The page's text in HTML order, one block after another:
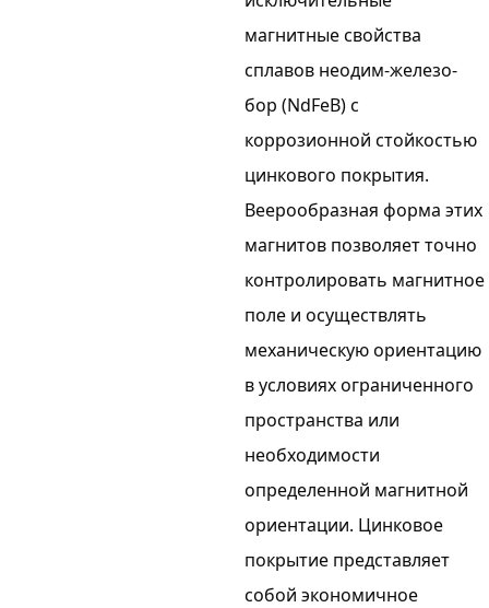
магнитные свойства
сплавов неодим-железо-
бор (NdFeB) с
коррозионной стойкостью
цинкового покрытия.
Веерообразная форма этих
магнитов позволяет точно
контролировать магнитное
поле и осуществлять
механическую ориентацию
в условиях ограниченного
пространства или
необходимости
определенной магнитной
ориентации. Цинковое
покрытие представляет
собой экономичное